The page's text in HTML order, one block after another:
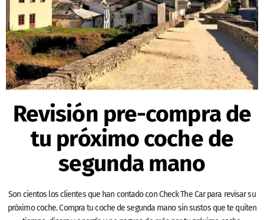
Revisión pre-compra de
tu próximo coche de
segunda mano
Son cientos los clientes que han contado con Check The Car para revisar su
próximo coche. Compra tu coche de segunda mano sin sustos que te quiten